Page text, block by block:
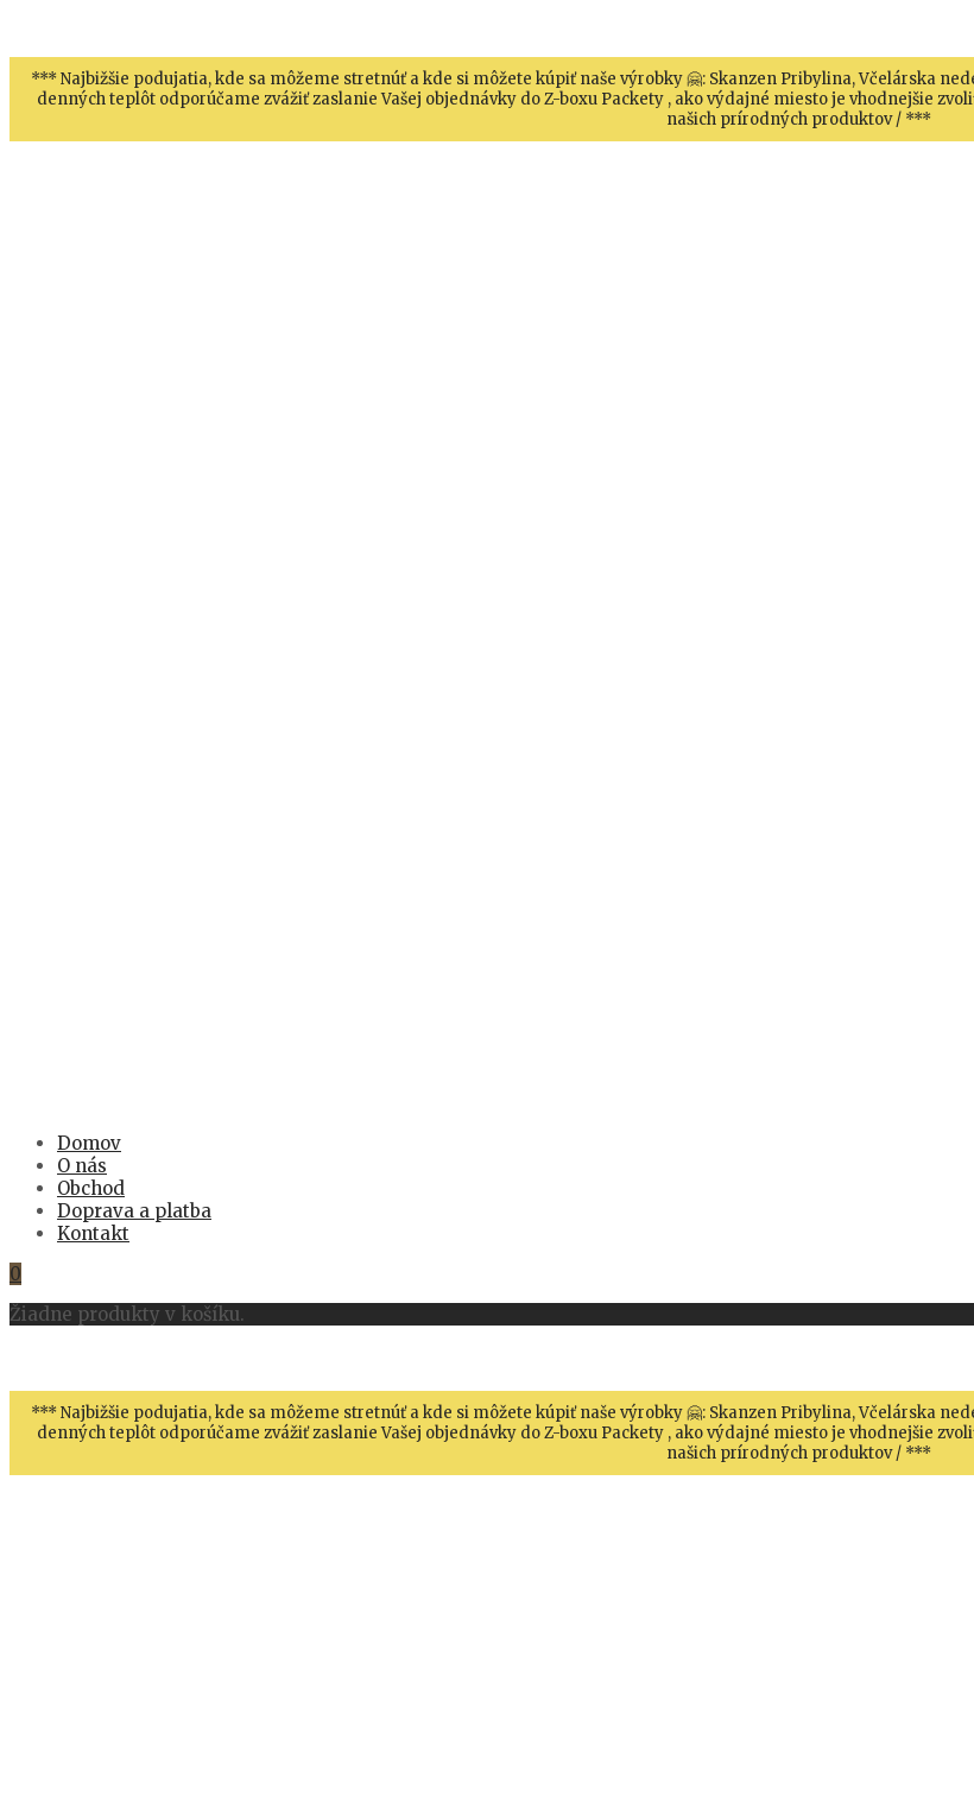
*** Najbižšie podujatia, kde sa môžeme stretnúť a kde si môžete kúpiť naše výrobky 🤗: Skanzen Pribylina, Včelárska
denných teplôt odporúčame zvážiť zaslanie Vašej objednávky do Z-boxu Packety , ako výdajné miesto je vhodnejšie
našich prírodných produktov / ***
Domov
O nás
Obchod
Doprava a platba
Kontakt
0
Žiadne produkty v košíku.
*** Najbižšie podujatia, kde sa môžeme stretnúť a kde si môžete kúpiť naše výrobky 🤗: Skanzen Pribylina, Včelárska
denných teplôt odporúčame zvážiť zaslanie Vašej objednávky do Z-boxu Packety , ako výdajné miesto je vhodnejšie
našich prírodných produktov / ***